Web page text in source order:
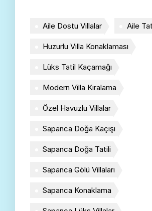
Aile Dostu Villalar Aile
Huzurlu Villa Konaklaması
Lüks Tatil Kaçamağı
Modern Villa Kiralama
Özel Havuzlu Villalar
Sapanca Doğa Kaçışı
Sapanca Doğa Tatili
Sapanca Gölü Villaları
Sapanca Konaklama